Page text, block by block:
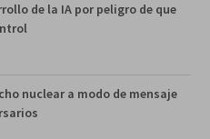
de la IA por peligro de que
nuclear a modo de mensaje